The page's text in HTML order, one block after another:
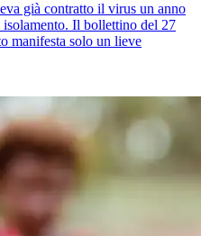
già contratto il virus un anno
Il bollettino del 27
manifesta solo un lieve